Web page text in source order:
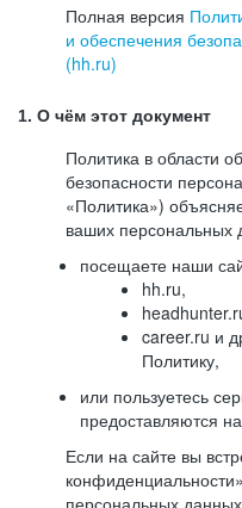
Полная версия
и обеспечения
(hh.ru)
1. О чём этот документ
Политика в области
безопасности
«Политика»)
ваших персональных
посещаете наши
hh.ru,
career.ru и
Политику,
или пользуетесь
предоставляются
Если на сайте вы
персональных